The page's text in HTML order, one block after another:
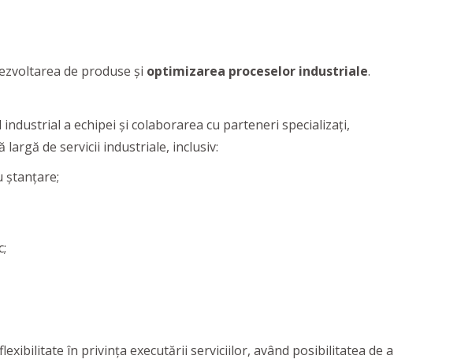
de produse și optimizarea proceselor industriale.
a echipei și colaborarea cu parteneri specializați,
largă de servicii industriale, inclusiv:
ștanțare;
în privința executării serviciilor, având posibilitatea de a